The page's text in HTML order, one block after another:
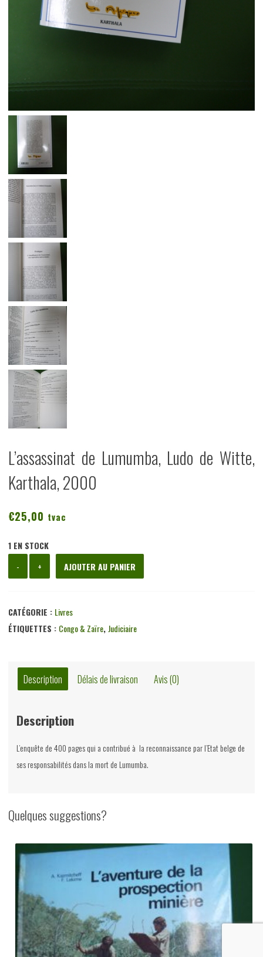
L’assassinat de Lumumba, Ludo de Witte,
Karthala, 2000
€25,00 tvac
1 EN STOCK
-
de
de
Lumumba,
Witte,
Karthala,
+ AJOUTER AU PANIER
CATÉGORIE : Livres
ÉTIQUETTES : Congo & Zaïre, Judiciaire
Description Délais de livraison Avis (0)
Description
L’enquête de 400 pages qui a contribué à la reconnaissance par l’Etat belge de
ses responsabilités dans la mort de Lumumba.
Quelques suggestions?